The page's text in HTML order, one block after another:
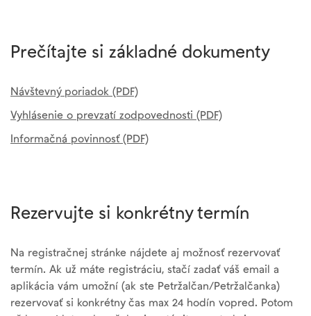
Prečítajte si základné dokumenty
Návštevný poriadok (PDF)
Vyhlásenie o prevzatí zodpovednosti (PDF)
Informačná povinnosť (PDF)
Rezervujte si konkrétny termín
Na registračnej stránke nájdete aj možnosť rezervovať
termín. Ak už máte registráciu, stačí zadať váš email a
aplikácia vám umožní (ak ste Petržalčan/Petržalčanka)
rezervovať si konkrétny čas max 24 hodín vopred. Potom